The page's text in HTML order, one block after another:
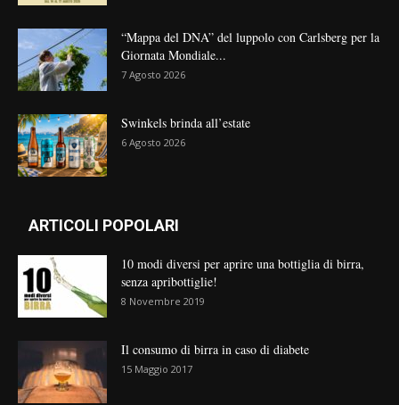
“Mappa del DNA” del luppolo con Carlsberg per la
Giornata Mondiale...
7 Agosto 2026
Swinkels brinda all’estate
6 Agosto 2026
ARTICOLI POPOLARI
10 modi diversi per aprire una bottiglia di birra,
senza apribottiglie!
8 Novembre 2019
Il consumo di birra in caso di diabete
15 Maggio 2017